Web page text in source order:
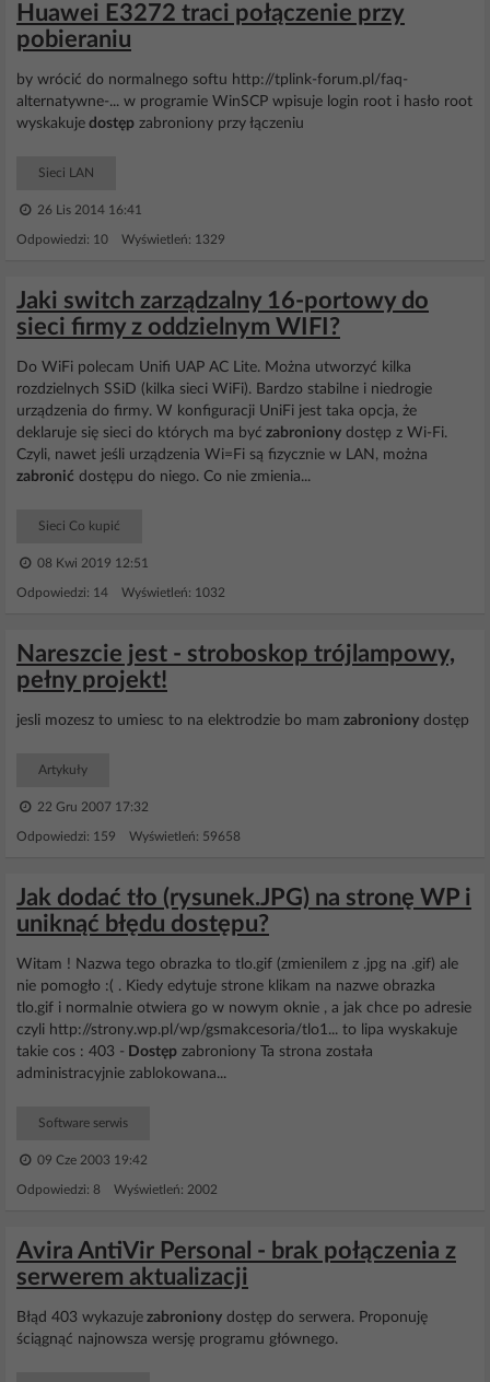
Huawei E3272 traci połączenie przy
pobieraniu
by wrócić do normalnego softu http://tplink-forum.pl/faq-
alternatywne-... w programie WinSCP wpisuje login root i hasło root
wyskakuje dostęp zabroniony przy łączeniu
Sieci LAN
26 Lis 2014 16:41
Odpowiedzi: 10 Wyświetleń: 1329
Jaki switch zarządzalny 16-portowy do
sieci firmy z oddzielnym WIFI?
Do WiFi polecam Unifi UAP AC Lite. Można utworzyć kilka
rozdzielnych SSiD (kilka sieci WiFi). Bardzo stabilne i niedrogie
urządzenia do firmy. W konfiguracji UniFi jest taka opcja, że
deklaruje się sieci do których ma być zabroniony dostęp z Wi-Fi.
Czyli, nawet jeśli urządzenia Wi=Fi są fizycznie w LAN, można
zabronić dostępu do niego. Co nie zmienia...
Sieci Co kupić
08 Kwi 2019 12:51
Odpowiedzi: 14 Wyświetleń: 1032
Nareszcie jest - stroboskop trójlampowy,
pełny projekt!
jesli mozesz to umiesc to na elektrodzie bo mam zabroniony dostęp
Artykuły
22 Gru 2007 17:32
Odpowiedzi: 159 Wyświetleń: 59658
Jak dodać tło (rysunek.JPG) na stronę WP i
uniknąć błędu dostępu?
Witam ! Nazwa tego obrazka to tlo.gif (zmienilem z .jpg na .gif) ale
nie pomogło :( . Kiedy edytuje strone klikam na nazwe obrazka
tlo.gif i normalnie otwiera go w nowym oknie , a jak chce po adresie
czyli http://strony.wp.pl/wp/gsmakcesoria/tlo1... to lipa wyskakuje
takie cos : 403 - Dostęp zabroniony Ta strona została
administracyjnie zablokowana...
Software serwis
09 Cze 2003 19:42
Odpowiedzi: 8 Wyświetleń: 2002
Avira AntiVir Personal - brak połączenia z
serwerem aktualizacji
Błąd 403 wykazuje zabroniony dostęp do serwera. Proponuję
ściągnąć najnowsza wersję programu głównego.